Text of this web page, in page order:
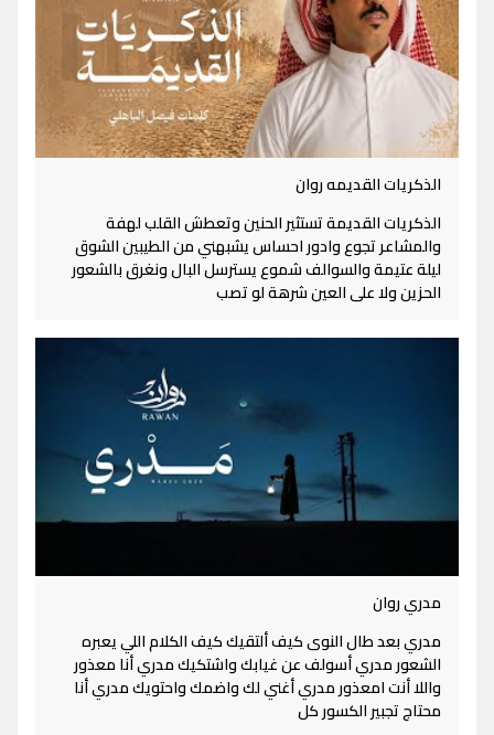
الذكريات القديمه روان
الذكريات القديمة تستثير الحنين وتعطش القلب لهفة
والمشاعر تجوع وادور احساس يشبهني من الطيبين الشوق
ليلة عتيمة والسوالف شموع يسترسل البال ونغرق بالشعور
الحزين ولا على العين شرهة لو تصب
مدري روان
مدري بعد طال النوى كيف ألتقيك كيف الكلام اللي يعبره
الشعور مدري أسولف عن غيابك واشتكيك مدري أنا معذور
واللا أنت امعذور مدري أغني لك واضمك واحتويك مدري أنا
محتاج تجبير الكسور كل